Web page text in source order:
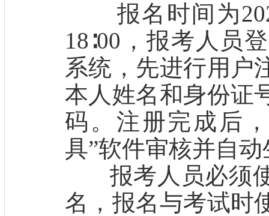
报名时间为
18∶00，报考人员
系统，先进行用户
本人姓名和身份证
码。注册完成后
具”软件审核并自
报考人员必须使
名，报名与考试时